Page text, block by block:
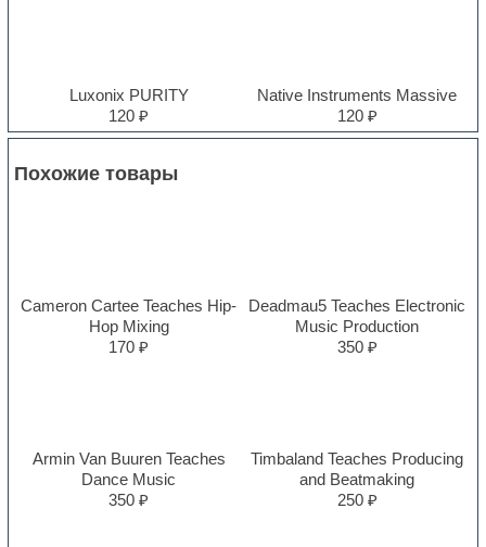
Luxonix PURITY
120 ₽
Native Instruments Massive
120 ₽
Похожие товары
Cameron Cartee Teaches Hip-
Hop Mixing
170 ₽
Deadmau5 Teaches Electronic
Music Production
350 ₽
Armin Van Buuren Teaches
Dance Music
350 ₽
Timbaland Teaches Producing
and Beatmaking
250 ₽